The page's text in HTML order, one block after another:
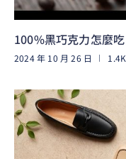
100%黑巧克力怎麼
2024 年 10 月 26 日